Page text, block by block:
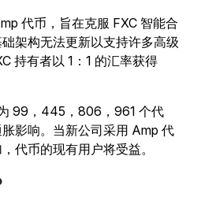
代币，旨在克服 FXC 智能合
架构无法更新以支持许多高级
持有者以 1：1 的汇率获得
99，445，806，961 个代
胀影响。当新公司采用 Amp 代
代币的现有用户将受益。